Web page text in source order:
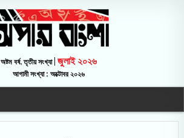
অষ্টম বর্ষ, তৃতীয় সংখ্যা | জুলাই ২০২৬
আগামী সংখ্যা : অক্টোবর ২০২৬